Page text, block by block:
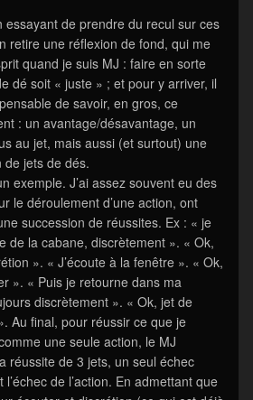
essayant de prendre du recul sur ces
retire une réflexion de fond, qui me
quand je suis MJ : faire en sorte
dé soit « juste » ; et pour y arriver, il
de savoir, en gros, ce
: un avantage/désavantage, un
au jet, mais aussi (et surtout) une
de jets de dés.
exemple. J’ai assez souvent eu des
le déroulement d’une action, ont
succession de réussites. Ex : « je
de la cabane, discrètement ». « Ok,
». « J’écoute à la fenêtre ». « Ok,
». « Puis je retourne dans ma
discrètement ». « Ok, jet de
Au final, pour réussir ce que je
une seule action, le MJ
réussite de 3 jets, un seul échec
l’échec de l’action. En admettant que